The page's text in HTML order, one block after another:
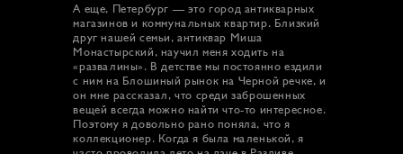
А еще, Петербург — это город антикварных
магазинов и коммунальных квартир. Близкий
друг нашей семьи, антиквар Миша
Монастырский, научил меня ходить на
«развалины». В детстве мы постоянно ездили
с ним на Блошиный рынок на Черной речке, и
он мне рассказал, что среди заброшенных
вещей всегда можно найти что-то интересное.
Поэтому я довольно рано поняла, что я
коллекционер. Когда я была маленькой, я